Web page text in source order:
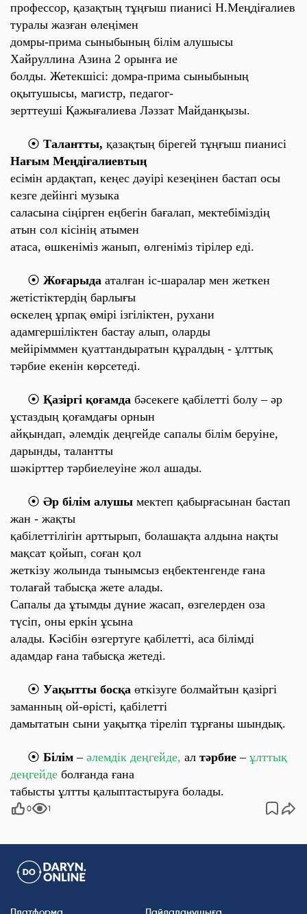
профессор, қазақтың тұңғыш пианисі Н.Меңдіғалиев
туралы жазған өлеңімен
домры-прима сыныбының білім алушысы
Хайруллина Азина 2 орынға ие
болды. Жетекшісі: домра-прима сыныбының
оқытушысы, магистр, педагог-
зерттеуші Қажығалиева Ләззат Майданқызы.
⦿ Талантты, қазақтың бірегей тұңғыш пианисі
Нағым Меңдіғалиевтың
есімін ардақтап, кеңес дәуірі кезеңінен бастап осы
кезге дейінгі музыка
саласына сіңірген еңбегін бағалап, мектебіміздің
атын сол кісінің атымен
атаса, өшкеніміз жанып, өлгеніміз тірілер еді.
⦿ Жоғарыда аталған іс-шаралар мен жеткен
жетістіктердің барлығы
өскелең ұрпақ өмірі ізгіліктен, рухани
адамгершіліктен бастау алып, оларды
мейірімммен қуаттандыратын құралдың - ұлттық
тәрбие екенін көрсетеді.
⦿ Қазіргі қоғамда бәсекеге қабілетті болу – әр
ұстаздың қоғамдағы орнын
айқындап, әлемдік деңгейде сапалы білім беруіне,
дарынды, талантты
шәкірттер тәрбиелеуіне жол ашады.
⦿ Әр білім алушы мектеп қабырғасынан бастап
жан - жақты
қабілеттілігін арттырып, болашақта алдына нақты
мақсат қойып, соған қол
жеткізу жолында тынымсыз еңбектенгенде ғана
толағай табысқа жете алады.
Сапалы да ұтымды дүние жасап, өзгелерден оза
түсіп, оны еркін ұсына
алады. Кәсібін өзгертуге қабілетті, аса білімді
адамдар ғана табысқа жетеді.
⦿ Уақытты босқа өткізуге болмайтын қазіргі
заманның ой-өрісті, қабілетті
дамытатын сыни уақытқа тіреліп тұрғаны шындық.
⦿ Білім – әлемдік деңгейде, ал тәрбие– ұлттық
деңгейде болғанда ғана
табысты ұлтты қалыптастыруға болады.
0 1